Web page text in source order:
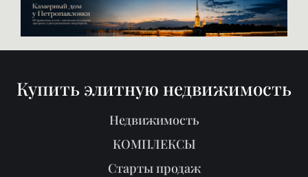
Купить элитную недвижимость
Недвижимость
КОМПЛЕКСЫ
Старты продаж